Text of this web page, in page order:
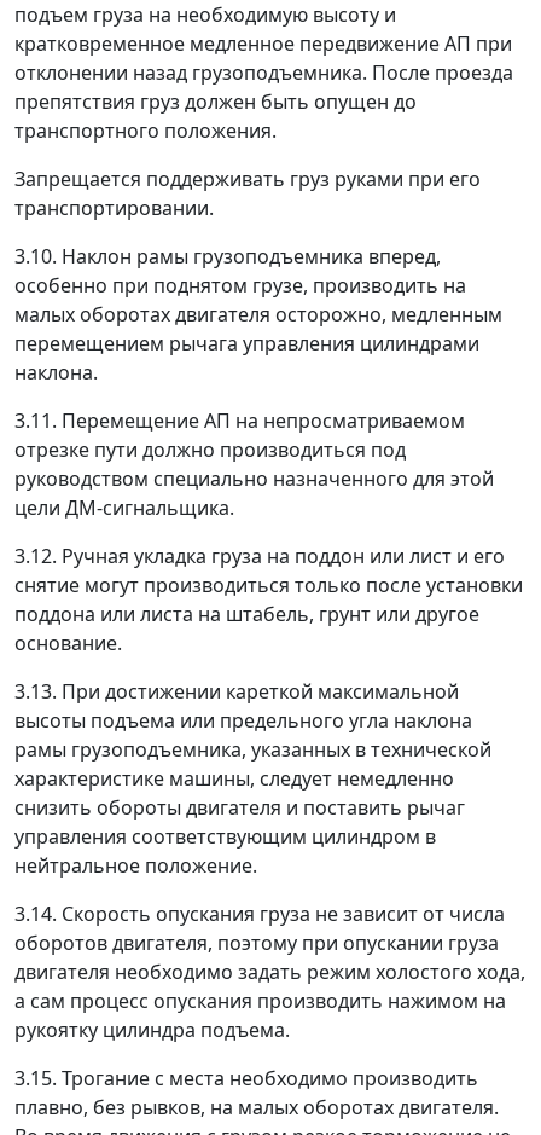
подъем груза на необходимую высоту и
кратковременное медленное передвижение АП при
отклонении назад грузоподъемника. После проезда
препятствия груз должен быть опущен до
транспортного положения.
Запрещается поддерживать груз руками при его
транспортировании.
3.10. Наклон рамы грузоподъемника вперед,
особенно при поднятом грузе, производить на
малых оборотах двигателя осторожно, медленным
перемещением рычага управления цилиндрами
наклона.
3.11. Перемещение АП на непросматриваемом
отрезке пути должно производиться под
руководством специально назначенного для этой
цели ДМ-сигнальщика.
3.12. Ручная укладка груза на поддон или лист и его
снятие могут производиться только после установки
поддона или листа на штабель, грунт или другое
основание.
3.13. При достижении кареткой максимальной
высоты подъема или предельного угла наклона
рамы грузоподъемника, указанных в технической
характеристике машины, следует немедленно
снизить обороты двигателя и поставить рычаг
управления соответствующим цилиндром в
нейтральное положение.
3.14. Скорость опускания груза не зависит от числа
оборотов двигателя, поэтому при опускании груза
двигателя необходимо задать режим холостого хода,
а сам процесс опускания производить нажимом на
рукоятку цилиндра подъема.
3.15. Трогание с места необходимо производить
плавно, без рывков, на малых оборотах двигателя.